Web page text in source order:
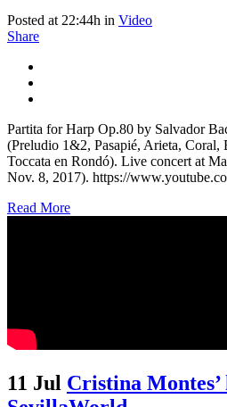
Posted at 22:44h in Video
Share
Partita for Harp Op.80 by Salvador
(Preludio 1&2, Pasapié, Arieta, Coral,
Toccata en Rondó). Live concert at
Nov. 8, 2017). https://
Read More
11 Jul Cristina Montes’